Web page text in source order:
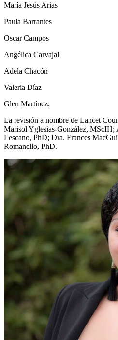
María Jesús Arias
Paula Barrantes
Oscar Campos
Angélica Carvajal
Adela Chacón
Valeria Díaz
Glen Martínez.
La revisión a nombre de Lancet
Marisol Yglesias-González, MScIH;
Lescano, PhD; Dra. Frances
Romanello, PhD.